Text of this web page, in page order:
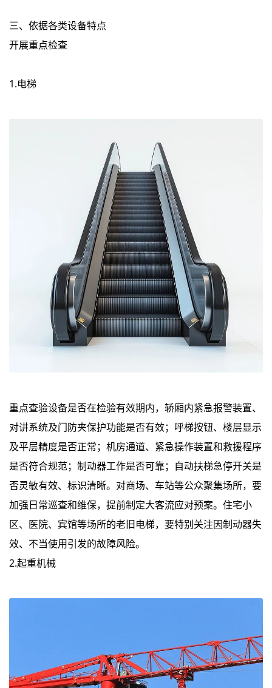
三、依据各类设备特点
开展重点检查
1.电梯
重点查验设备是否在检验有效期内，轿厢内紧急报警装置、
对讲系统及门防夹保护功能是否有效；呼梯按钮、楼层显示
及平层精度是否正常；机房通道、紧急操作装置和救援程序
是否符合规范；制动器工作是否可靠；自动扶梯急停开关是
否灵敏有效、标识清晰。对商场、车站等公众聚集场所，要
加强日常巡查和维保，提前制定大客流应对预案。住宅小
区、医院、宾馆等场所的老旧电梯，要特别关注因制动器失
效、不当使用引发的故障风险。
2.起重机械